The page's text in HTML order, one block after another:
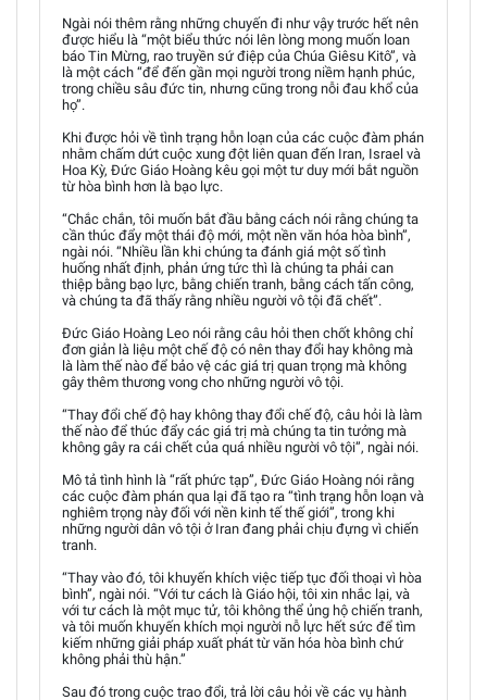
Ngài nói thêm rằng những chuyến đi như vậy trước hết nên
được hiểu là “một biểu thức nói lên lòng mong muốn loan
báo Tin Mừng, rao truyền sứ điệp của Chúa Giêsu Kitô”, và
là một cách “để đến gần mọi người trong niềm hạnh phúc,
trong chiều sâu đức tin, nhưng cũng trong nỗi đau khổ của
họ”.
Khi được hỏi về tình trạng hỗn loạn của các cuộc đàm phán
nhằm chấm dứt cuộc xung đột liên quan đến Iran, Israel và
Hoa Kỳ, Đức Giáo Hoàng kêu gọi một tư duy mới bắt nguồn
từ hòa bình hơn là bạo lực.
“Chắc chắn, tôi muốn bắt đầu bằng cách nói rằng chúng ta
cần thúc đẩy một thái độ mới, một nền văn hóa hòa bình”,
ngài nói. “Nhiều lần khi chúng ta đánh giá một số tình
huống nhất định, phản ứng tức thì là chúng ta phải can
thiệp bằng bạo lực, bằng chiến tranh, bằng cách tấn công,
và chúng ta đã thấy rằng nhiều người vô tội đã chết”.
Đức Giáo Hoàng Leo nói rằng câu hỏi then chốt không chỉ
đơn giản là liệu một chế độ có nên thay đổi hay không mà
là làm thế nào để bảo vệ các giá trị quan trọng mà không
gây thêm thương vong cho những người vô tội.
“Thay đổi chế độ hay không thay đổi chế độ, câu hỏi là làm
thế nào để thúc đẩy các giá trị mà chúng ta tin tưởng mà
không gây ra cái chết của quá nhiều người vô tội”, ngài nói.
Mô tả tình hình là “rất phức tạp”, Đức Giáo Hoàng nói rằng
các cuộc đàm phán qua lại đã tạo ra “tình trạng hỗn loạn và
nghiêm trọng này đối với nền kinh tế thế giới”, trong khi
những người dân vô tội ở Iran đang phải chịu đựng vì chiến
tranh.
“Thay vào đó, tôi khuyến khích việc tiếp tục đối thoại vì hòa
bình”, ngài nói. “Với tư cách là Giáo hội, tôi xin nhắc lại, và
với tư cách là một mục tử, tôi không thể ủng hộ chiến tranh,
và tôi muốn khuyến khích mọi người nỗ lực hết sức để tìm
kiếm những giải pháp xuất phát từ văn hóa hòa bình chứ
không phải thù hận.”
Sau đó trong cuộc trao đổi, trả lời câu hỏi về các vụ hành